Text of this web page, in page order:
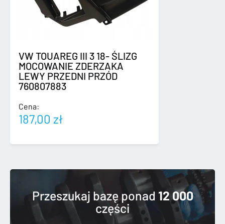
VW TOUAREG III 3 18- ŚLIZG
MOCOWANIE ZDERZAKA
LEWY PRZEDNI PRZÓD
760807883
Cena:
187,00 zł
Przeszukaj bazę ponad 12 000
części